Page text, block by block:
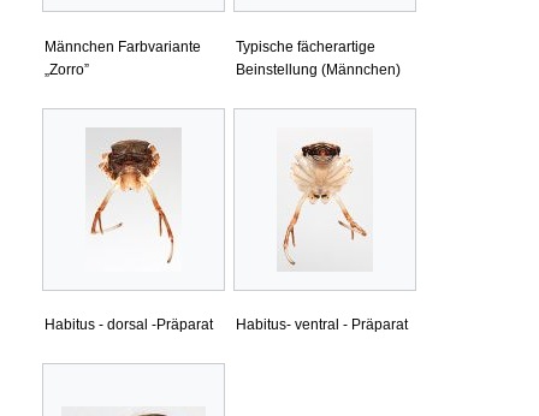
Männchen Farbvariante
„Zorro”
Typische fächerartige
Beinstellung (Männchen)
Habitus - dorsal -Präparat Habitus- ventral - Präparat